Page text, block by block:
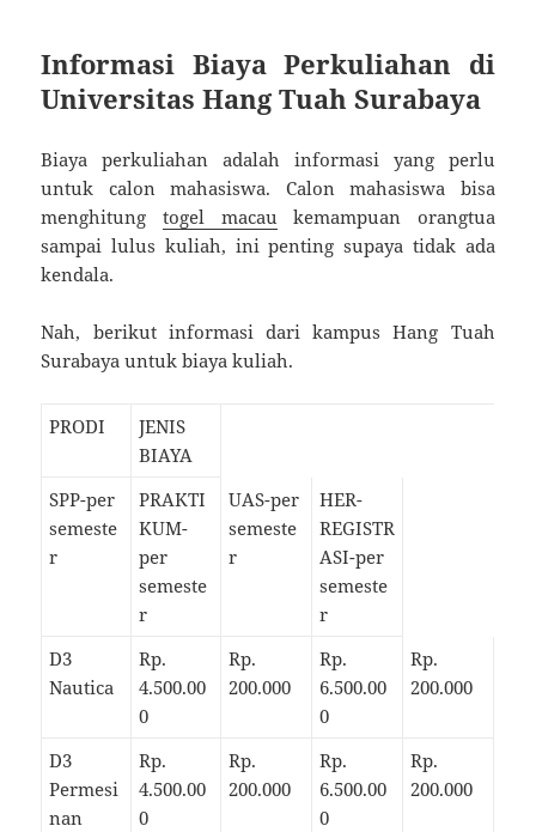
Informasi Biaya Perkuliahan di
Universitas Hang Tuah Surabaya
Biaya perkuliahan adalah informasi yang perlu
untuk calon mahasiswa. Calon mahasiswa bisa
menghitung togel macau kemampuan orangtua
sampai lulus kuliah, ini penting supaya tidak ada
kendala.
Nah, berikut informasi dari kampus Hang Tuah
Surabaya untuk biaya kuliah.
PRODI
JENIS
BIAYA
SPP-per
semeste
r
PRAKTI
KUM-
per
semeste
r
UAS-per
semeste
r
HER-
REGISTR
ASI-per
semeste
r
D3
Nautica
Rp.
4.500.00
0
Rp.
200.000
Rp.
6.500.00
0
Rp.
200.000
D3
Permesi
nan
Rp.
4.500.00
0
Rp.
200.000
Rp.
6.500.00
0
Rp.
200.000